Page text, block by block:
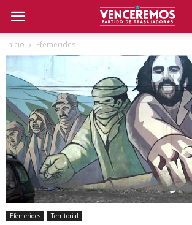
Inicio Efemerides
Efemerides Territorial